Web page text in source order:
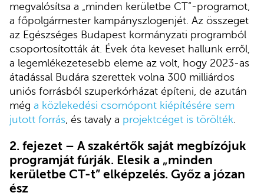
megvalósítsa a „minden kerületbe CT”-programot,
a főpolgármester kampányszlogenjét. Az összeget
az Egészséges Budapest kormányzati programból
csoportosították át. Évek óta keveset hallunk erről,
a legemlékezetesebb eleme az volt, hogy 2023-as
átadással Budára szerettek volna 300 milliárdos
uniós forrásból szuperkórházat építeni, de azután
még a közlekedési csomópont kiépítésére sem
jutott forrás, és tavaly a projektcéget is törölték.
2. fejezet – A szakértők saját megbízójuk
programját fúrják. Elesik a „minden
kerületbe CT-t” elképzelés. Győz a józan
ész